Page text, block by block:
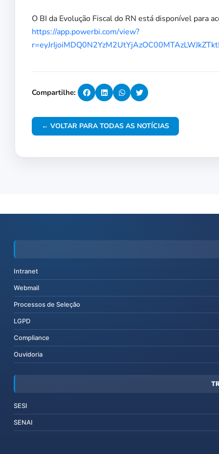
O BI da Evolução Fiscal do RN está disponível para
https://app.powerbi.com/view?
Compartilhe:
← VOLTAR PARA TODAS AS NOTÍCIAS
Intranet
Webmail
Processos de Seleção
LGPD
Compliance
Ouvidoria
SESI
SENAI